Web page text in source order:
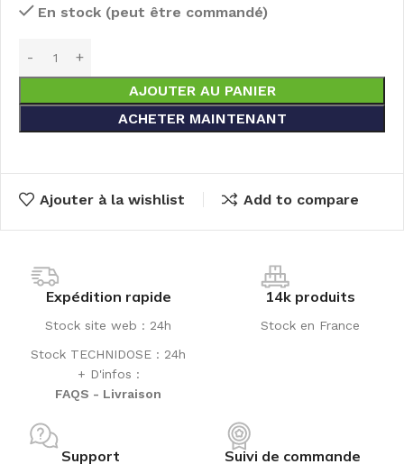
En stock (peut être commandé)
AJOUTER AU PANIER
ACHETER MAINTENANT
Ajouter à la wishlist Add to compare
Expédition rapide
Stock site web : 24h
Stock TECHNIDOSE : 24h
+ D'infos :
FAQS - Livraison
14k produits
Stock en France
Support Suivi de commande